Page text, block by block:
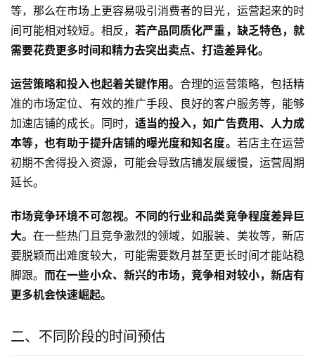
等，那么在市场上更容易吸引消费者的目光，运营起来的时
间可能相对较短。相反， 若产品同质化严重，缺乏特色，就
需要花费更多时间和精力去突出卖点、打造差异化。
运营策略和投入也起着关键作用。合理的运营策略，包括精
准的市场定位、有效的推广手段、良好的客户服务等，能够
加速店铺的成长。同时， 适当的投入，如广告费用、人力成
本等，也有助于提升店铺的曝光度和知名度。 若店主在运营
初期不舍得投入资源，可能会导致店铺发展缓慢，运营周期
延长。
市场竞争环境不可忽视。不同的行业和品类竞争程度差异巨
大。在一些热门且竞争激烈的领域，如服装、美妆等，新店
要脱颖而出难度较大，可能需要数月甚至更长时间才能站稳
脚跟。而在一些小众、新兴的市场，竞争相对较小，新店有
更多机会快速崛起。
二、不同阶段的时间预估